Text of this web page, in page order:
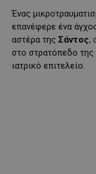
Ένας
επανέφερε ένα
αστέρα της Σάντος,
στο στρατόπεδο της
ιατρικό επιτελείο.